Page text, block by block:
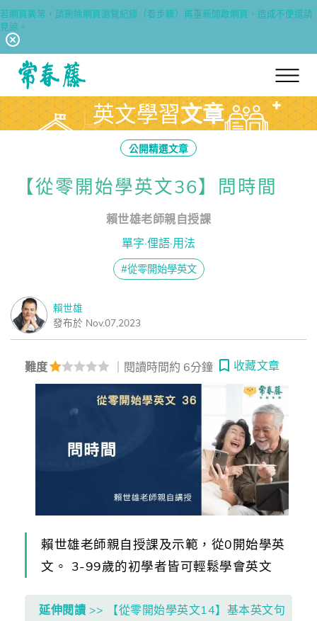
若網頁異常，請刪除網頁瀏覽紀錄（看步驟）再重新開啟網頁，造成不便還請
見諒。
回常春藤首頁 英文學習文章
公開精選文章
【從零開始學英文36】問時間
賴世雄老師親自授課
單字·俚語·用法
#從零開始學英文
賴世雄
發布於 Nov.07,2023
難度 ｜閱讀時間約 6分鐘 收藏文章
賴世雄老師親自授課及示範，從0開始學英
文。 3-99歲的初學者皆可輕鬆學會英文
延伸閱讀 >> 【從零開始學英文14】基本英文句